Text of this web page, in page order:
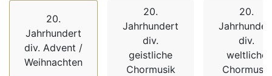
20.
Jahrhundert
div. Advent /
Weihnachten
20.
Jahrhundert
div.
geistliche
Chormusik
20.
div.
weltliche
Chormusik